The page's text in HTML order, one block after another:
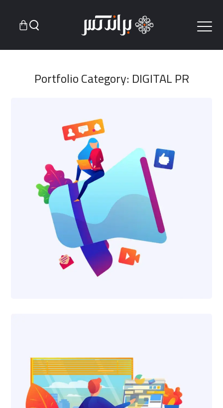
Portfolio Category: DIGITAL PR